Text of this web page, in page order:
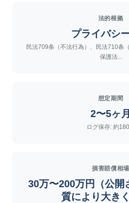
法的根拠
プライバシ
民法709条（不法行為）、民法710条
保護法...
想定期間
2〜5ヶ月
ログ保存: 約
損害賠償相場
30万〜200万円（公開
質により大き